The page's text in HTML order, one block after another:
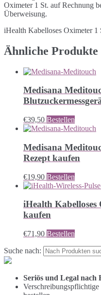
Oximeter 1 St. auf Rechnung
Überweisung.
iHealth Kabelloses Oximeter
Ähnliche Produkte
Medisana
€39,50 Bestellen
Medisana
Rezept kaufen
€19,90 Bestellen
iHealth Kabelloses
kaufen
€71,90 Bestellen
Suche nach:
Seriös und Legal nach